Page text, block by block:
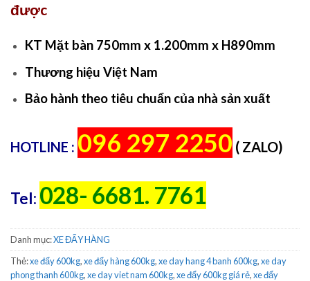
được
KT Mặt bàn 750mm x 1.200mm x H890mm
Thương hiệu Việt Nam
Bảo hành theo tiêu chuẩn của nhà sản xuất
HOTLINE : 096 297 2250 ( ZALO)
Tel: 028- 6681. 7761
Danh mục:XE ĐẨY HÀNG
Thẻ:xe đẩy 600kg,xe đẩy hàng 600kg,xe day hang 4 banh 600kg,xe day
phong thanh 600kg,xe day viet nam 600kg,xe đẩy 600kg giá rẻ,xe đẩy